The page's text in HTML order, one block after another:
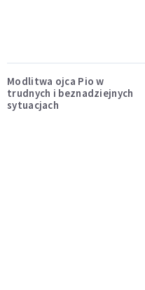
Modlitwa ojca Pio w
trudnych i beznadziejnych
sytuacjach